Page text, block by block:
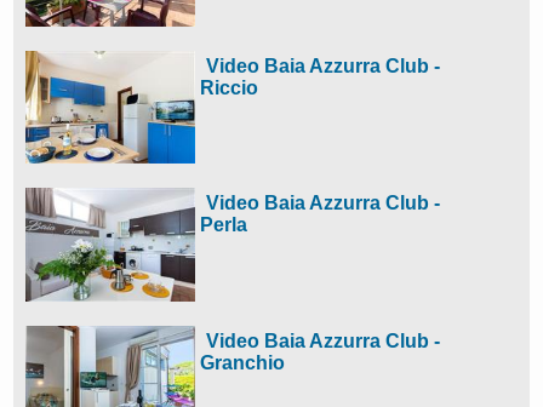
Video Baia Azzurra Club -
Riccio
Video Baia Azzurra Club -
Perla
Video Baia Azzurra Club -
Granchio